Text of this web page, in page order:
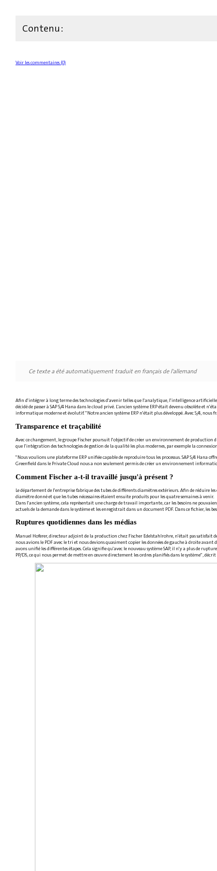
Contenu :
Voir les commentaires (0)
Ce texte a été automatiquement traduit en français de l'allemand
Afin d'intégrer à long terme des technologies d'avenir telles que l'analytique, l'intelligence
décidé de passer à SAP S/4 Hana dans le cloud privé. L'ancien système ERP était devenu obsolète
informatique moderne et évolutif. "Notre ancien système ERP n'était plus développé. Avec S/4,
Transparence et traçabilité
Avec ce changement, le groupe Fischer poursuit l'objectif de créer un environnement de production
que l'intégration des technologies de gestion de la qualité les plus modernes, par exemple la
"Nous voulions une plateforme ERP unifiée capable de reproduire tous les processus. SAP S/4 Hana
Greenfield dans le Private Cloud nous a non seulement permis de créer un environnement
Comment Fischer a-t-il travaillé jusqu'à présent ?
Le département de l'entreprise fabrique des tubes de différents diamètres extérieurs. Afin de réduire
diamètre donné et que les tubes nécessaires étaient ensuite produits pour les quatre semaines à venir.
Dans l'ancien système, cela représentait une charge de travail importante, car les besoins ne
actuels de la demande dans le système et les enregistrait dans un document PDF. Dans ce fichier,
Ruptures quotidiennes dans les médias
Manuel Hoferer, directeur adjoint de la production chez Fischer Edelstahlrohre, n'était pas satisfait
nous avions le PDF avec le tri et nous devions quasiment copier les données de gauche à droite
avons unifié les différentes étapes. Cela signifie qu'avec le nouveau système SAP, il n'y a plus de
PP/DS, ce qui nous permet de mettre en œuvre directement les ordres planifiés dans le système", décrit